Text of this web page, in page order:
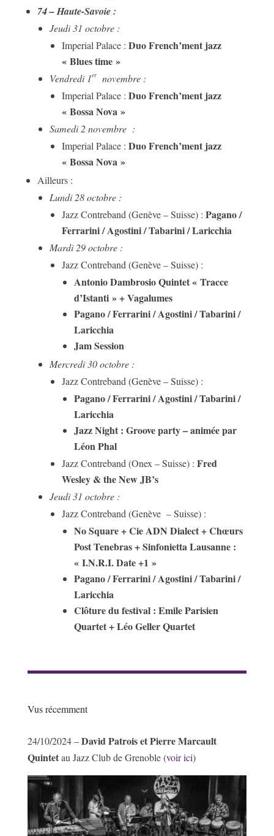
74 – Haute-Savoie :
Jeudi 31 octobre :
Imperial Palace : Duo French’ment jazz
« Blues time »
Vendredi 1ernovembre :
Imperial Palace : Duo French’ment jazz
« Bossa Nova »
Samedi 2 novembre :
Imperial Palace : Duo French’ment jazz
« Bossa Nova »
Ailleurs :
Lundi 28 octobre :
Jazz Contreband (Genève – Suisse) : Pagano /
Ferrarini / Agostini / Tabarini / Laricchia
Mardi 29 octobre :
Jazz Contreband (Genève – Suisse) :
Antonio Dambrosio Quintet « Tracce
d’Istanti » + Vagalumes
Pagano / Ferrarini / Agostini / Tabarini /
Laricchia
Jam Session
Mercredi 30 octobre :
Jazz Contreband (Genève – Suisse) :
Pagano / Ferrarini / Agostini / Tabarini /
Laricchia
Jazz Night : Groove party – animée par
Léon Phal
Jazz Contreband (Onex – Suisse) : Fred
Wesley & the New JB’s
Jeudi 31 octobre :
Jazz Contreband (Genève – Suisse) :
No Square + Cie ADN Dialect + Chœurs
Post Tenebras + Sinfonietta Lausanne :
« I.N.R.I. Date +1 »
Pagano / Ferrarini / Agostini / Tabarini /
Laricchia
Clôture du festival : Emile Parisien
Quartet + Léo Geller Quartet
Vus récemment
24/10/2024 –David Patrois et Pierre Marcault
Quintetau Jazz Club de Grenoble (voir ici)